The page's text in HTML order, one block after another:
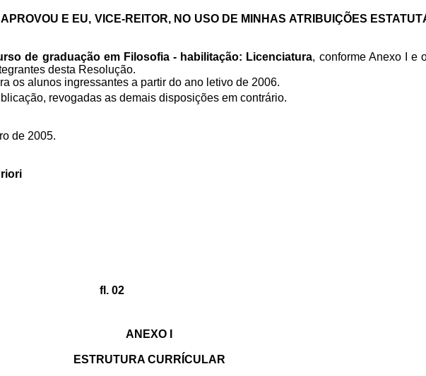
E EU, VICE-REITOR, NO USO DE MINHAS ATRIBUIÇÕES
de graduação em Filosofia - habilitação: Licenciatura, conforme Anexo I e
desta Resolução.
os alunos ingressantes a partir do ano letivo de 2006.
revogadas as demais disposições em contrário.
de 2005.
fl. 02
ANEXO I
ESTRUTURA CURRÍCULAR